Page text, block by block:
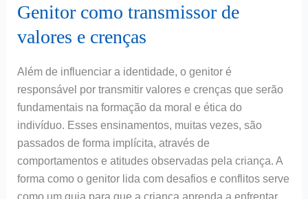
Genitor como transmissor de
valores e crenças
Além de influenciar a identidade, o genitor é
responsável por transmitir valores e crenças que serão
fundamentais na formação da moral e ética do
indivíduo. Esses ensinamentos, muitas vezes, são
passados de forma implícita, através de
comportamentos e atitudes observadas pela criança. A
forma como o genitor lida com desafios e conflitos serve
como um guia para que a criança aprenda a enfrentar